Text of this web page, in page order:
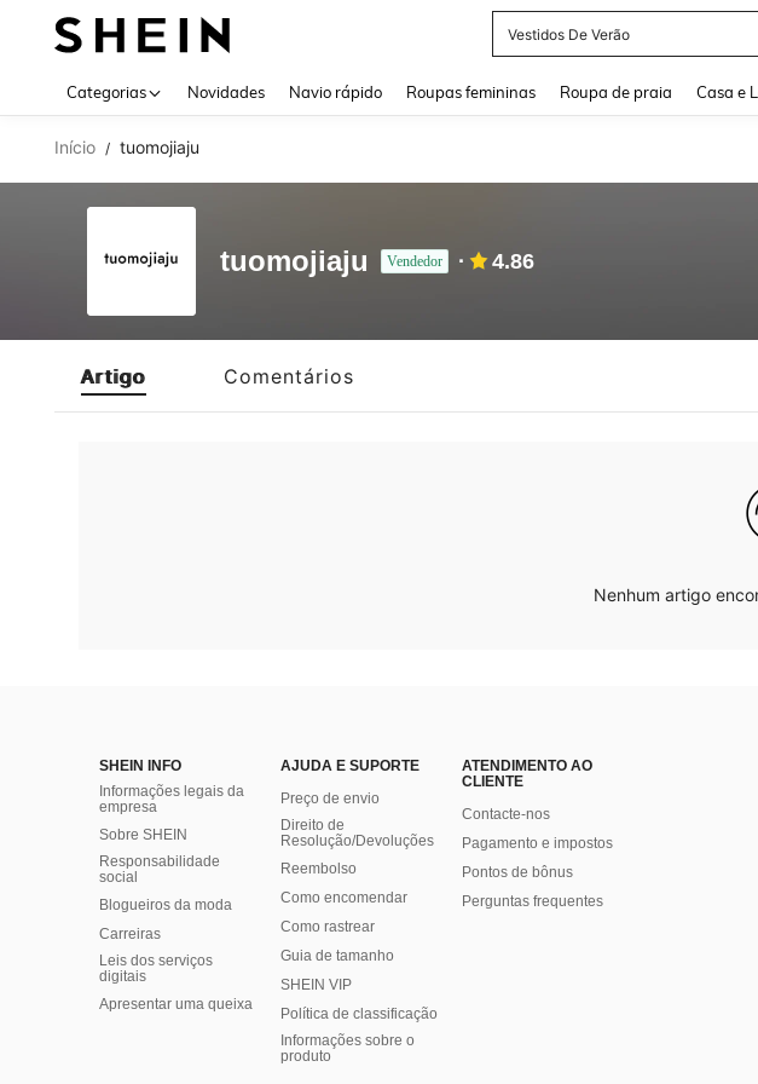
Vestidos De Verão
Categorias Novidades Navio rápido Roupas femininas Roupa de praia Casa e
Início / tuomojiaju
tuomojiaju Vendedor 4.86
Artigo Comentários
Nenhum artigo
SHEIN INFO
Informações legais da
empresa
Sobre SHEIN
Responsabilidade
social
Blogueiros da moda
Carreiras
Leis dos serviços
digitais
Apresentar uma queixa
AJUDA E SUPORTE
Preço de envio
Direito de
Resolução/Devoluções
Reembolso
Como encomendar
Como rastrear
Guia de tamanho
SHEIN VIP
Política de classificação
​Informações sobre o
produto
ATENDIMENTO AO
CLIENTE
Contacte-nos
Pagamento e impostos
Pontos de bônus
Perguntas frequentes